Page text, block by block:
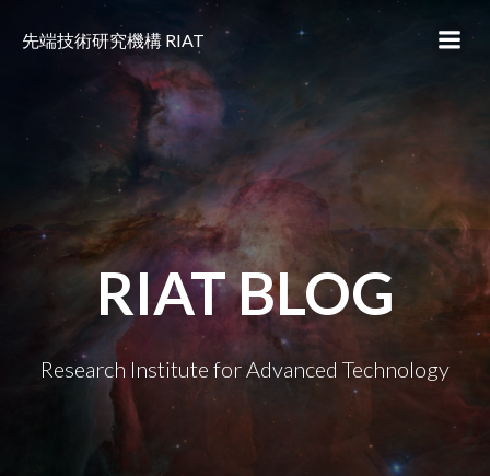
ン
ツ
へ
ス
キ
ッ
プ
先端技術研究機構 RIAT
RIAT BLOG
Research Institute for Advanced Technology